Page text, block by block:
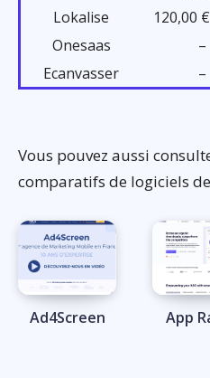
Lokalise 120,00
Onesaas
–
Ecanvasser
–
Vous pouvez aussi
comparatifs de logiciels
Ad4Screen App